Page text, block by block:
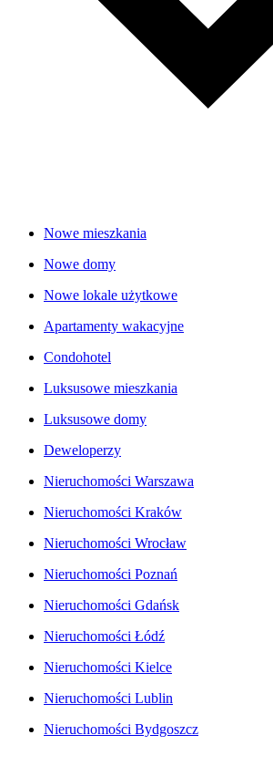
Nowe mieszkania
Nowe domy
Nowe lokale użytkowe
Apartamenty wakacyjne
Condohotel
Luksusowe mieszkania
Luksusowe domy
Deweloperzy
Nieruchomości Warszawa
Nieruchomości Kraków
Nieruchomości Wrocław
Nieruchomości Poznań
Nieruchomości Gdańsk
Nieruchomości Łódź
Nieruchomości Kielce
Nieruchomości Lublin
Nieruchomości Bydgoszcz